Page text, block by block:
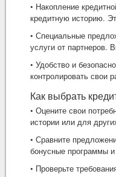
• Накопление
кредитную историю.
• Специальные
услуги от партнеров.
• Удобство и
контролировать свои
Как выбрать
• Оцените свои
истории или для
• Сравните
бонусные программы
• Проверьте